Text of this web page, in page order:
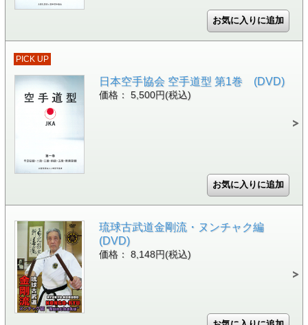
PICK UP
日本空手協会 空手道型 第1巻 (DVD)
価格： 5,500円(税込)
琉球古武道金剛流・ヌンチャク編
(DVD)
価格： 8,148円(税込)